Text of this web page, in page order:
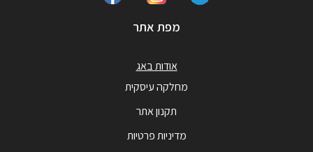
מפת אתר
אודות באג
מחלקה עיסקית
תקנון אתר
מדיניות פרטיות